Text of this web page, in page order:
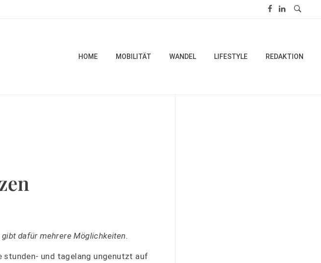
HOME MOBILITÄT WANDEL LIFESTYLE REDAKTION
dafür mehrere Möglichkeiten.
stunden- und tagelang ungenutzt auf